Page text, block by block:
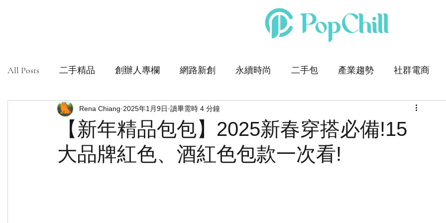
All Posts 二手精品 創辦人專欄 網路新創 永續時尚 二手包 產業趨勢 社群電商
社會創新組織 安心購鑑定
【新年精品包包】2025新春穿搭必備!15
大品牌紅色、酒紅色包款一次看!
Rena Chiang 2025年1月9日 讀畢需時 4 分鐘